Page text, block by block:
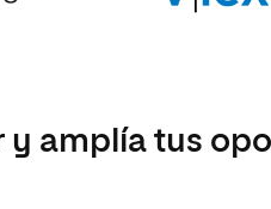
amplía tus